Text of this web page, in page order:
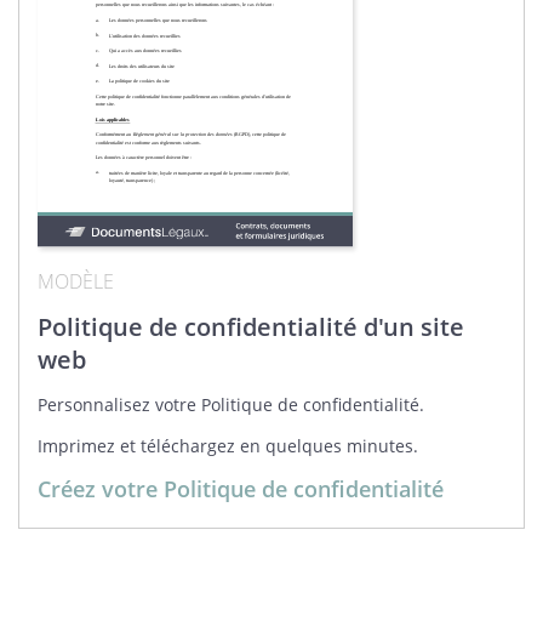
MODÈLE
Politique de confidentialité d'un site
web
Personnalisez votre Politique de confidentialité.
Imprimez et téléchargez en quelques minutes.
Créez votre Politique de confidentialité